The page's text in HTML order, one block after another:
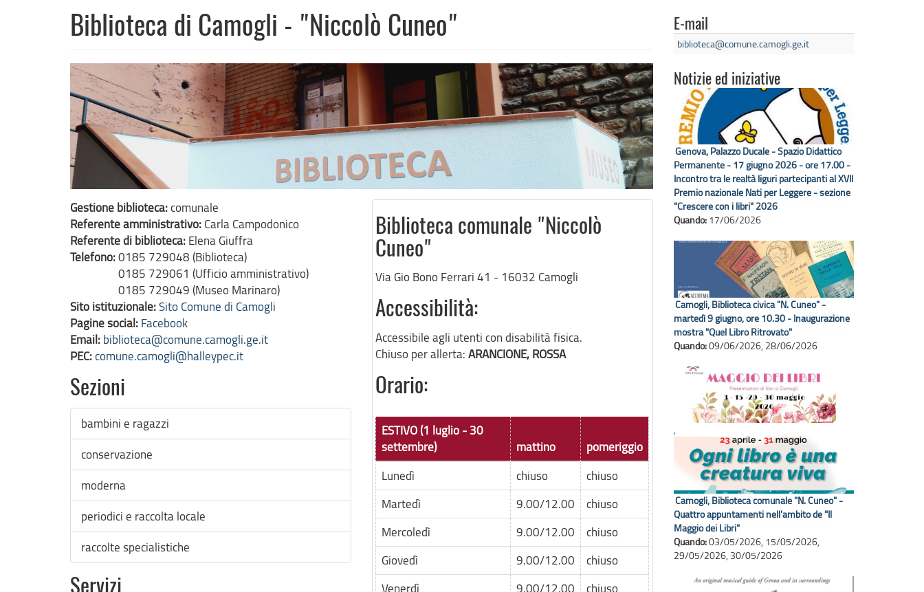
Biblioteca di Camogli - "Niccolò Cuneo"
Gestione biblioteca:comunale
Referente amministrativo: Carla Campodonico
Referente di biblioteca: Elena Giuffra
Telefono:0185 729048 (Biblioteca)
0185 729061 (Ufficio amministrativo)
0185 729049 (Museo Marinaro)
Sito istituzionale:Sito Comune di Camogli
Pagine social: Facebook
Email: biblioteca@comune.camogli.ge.it
PEC:comune.camogli@halleypec.it
Sezioni
bambini e ragazzi
conservazione
moderna
periodici e raccolta locale
raccolte specialistiche
Servizi
Biblioteca comunale "Niccolò
Cuneo"
Via Gio Bono Ferrari 41 - 16032 Camogli
Accessibilità:
Accessibile agli utenti con disabilità fisica.
Chiuso per allerta: ARANCIONE, ROSSA
Orario:
ESTIVO (1 luglio - 30
settembre)
mattino
pomeriggio
Lunedì
chiuso
chiuso
Martedì
9.00/12.00
chiuso
Mercoledì
9.00/12.00
chiuso
Giovedì
9.00/12.00
chiuso
Venerdì
9.00/12.00
chiuso
E-mail
biblioteca@comune.camogli.ge.it
Notizie ed iniziative
Genova, Palazzo Ducale - Spazio Didattico
Permanente - 17 giugno 2026 - ore 17.00 -
Incontro tra le realtà liguri partecipanti al XVII
Premio nazionale Nati per Leggere - sezione
"Crescere con i libri" 2026
Quando: 17/06/2026
Camogli, Biblioteca civica "N. Cuneo" -
martedì 9 giugno, ore 10.30 - Inaugurazione
mostra "Quel Libro Ritrovato"
Quando:09/06/2026, 28/06/2026
,
Camogli, Biblioteca comunale "N. Cuneo" -
Quattro appuntamenti nell'ambito de "Il
Maggio dei Libri"
Quando:03/05/2026, 15/05/2026,
29/05/2026, 30/05/2026